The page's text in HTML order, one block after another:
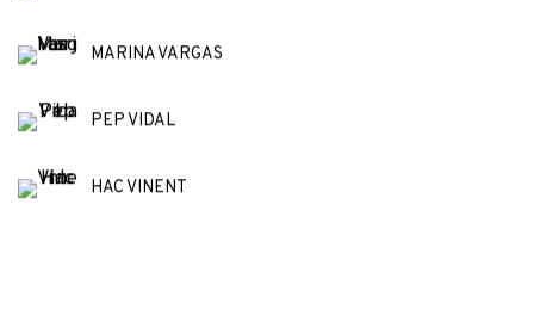
MARINA VARGAS
PEP VIDAL
HAC VINENT